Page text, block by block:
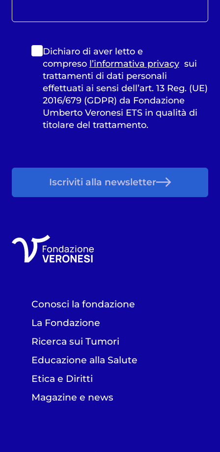
Dichiaro di aver letto e
compreso l’informativa privacysui
trattamenti di dati personali
effettuati ai sensi dell’art. 13 Reg. (UE)
2016/679 (GDPR) da Fondazione
Umberto Veronesi ETS in qualità di
titolare del trattamento.
Iscriviti alla newsletter
Conosci la fondazione
La Fondazione
Ricerca sui Tumori
Educazione alla Salute
Etica e Diritti
Magazine e news